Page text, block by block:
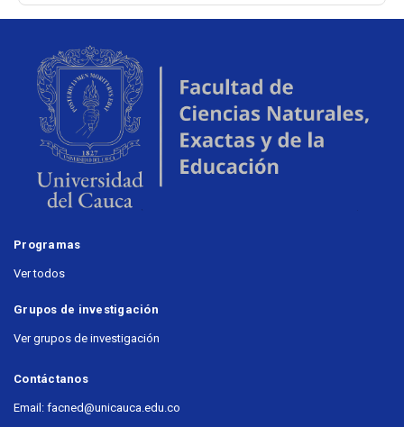
Programas
Ver todos
Grupos de investigación
Ver grupos de investigación
Contáctanos
Email: facned@unicauca.edu.co